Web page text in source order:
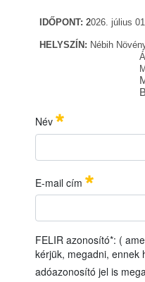
IDŐPONT: 2026. július
HELYSZÍN: Nébih
IDŐ PONT:
Név
E-mail cím
FELIR azonosító*: (
kérjük, megadni, ennek
adóazonosító jel is